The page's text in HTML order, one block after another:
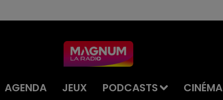
AGENDA JEUX PODCASTS CINÉMA